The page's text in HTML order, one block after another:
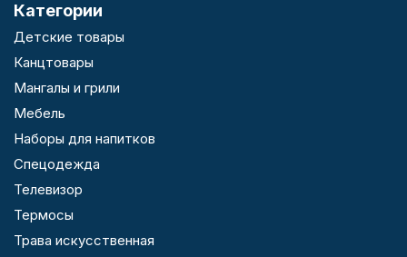
Категории
Детские товары
Канцтовары
Мангалы и грили
Мебель
Наборы для напитков
Спецодежда
Телевизор
Термосы
Трава искусственная